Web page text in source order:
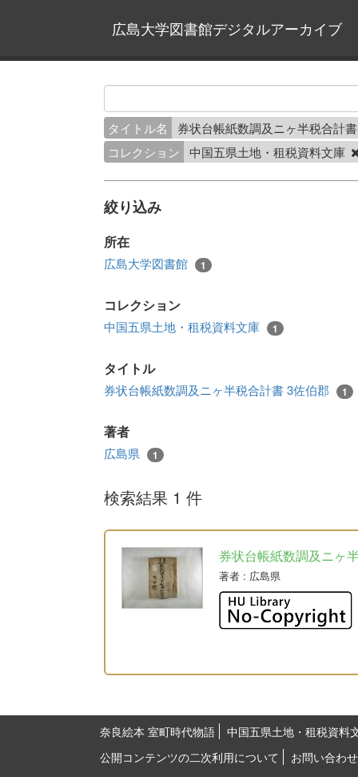
広島大学図書館デジタルアーカイブ
タイトル名
券状台帳紙数調及ニヶ半税合計
コレクション
中国五県土地・租税資料文庫
絞り込み
所在
広島大学図書館 1
コレクション
中国五県土地・租税資料文庫 1
タイトル
券状台帳紙数調及ニヶ半税合計書 3佐伯郡 1
著者
広島県 1
検索結果 1 件
券状台帳紙数調及ニヶ
著者 : 広島県
奈良絵本 室町時代物語
中国五県土地・租税資料
公開コンテンツの二次利用について
お問い合わせ